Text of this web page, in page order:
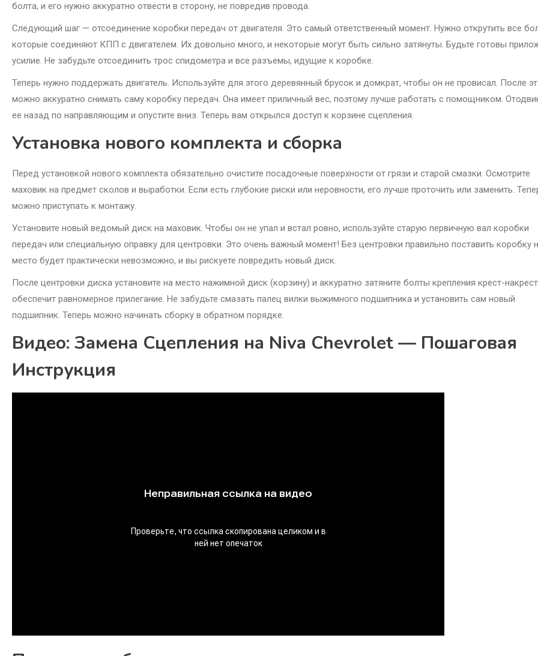
болта, и его нужно аккуратно отвести в сторону, не повредив провода.
Следующий шаг — отсоединение коробки передач от двигателя. Это самый ответственный момент. Нужно открутить все
которые соединяют КПП с двигателем. Их довольно много, и некоторые могут быть сильно затянуты. Будьте готовы
усилие. Не забудьте отсоединить трос спидометра и все разъемы, идущие к коробке.
Теперь нужно поддержать двигатель. Используйте для этого деревянный брусок и домкрат, чтобы он не провисал. После
можно аккуратно снимать саму коробку передач. Она имеет приличный вес, поэтому лучше работать с помощником.
ее назад по направляющим и опустите вниз. Теперь вам открылся доступ к корзине сцепления.
Установка нового комплекта и сборка
Перед установкой нового комплекта обязательно очистите посадочные поверхности от грязи и старой смазки. Осмотрите
маховик на предмет сколов и выработки. Если есть глубокие риски или неровности, его лучше проточить или заменить.
можно приступать к монтажу.
Установите новый ведомый диск на маховик. Чтобы он не упал и встал ровно, используйте старую первичную вал коробки
передач или специальную оправку для центровки. Это очень важный момент! Без центровки правильно поставить коробку
место будет практически невозможно, и вы рискуете повредить новый диск.
После центровки диска установите на место нажимной диск (корзину) и аккуратно затяните болты крепления крест-
обеспечит равномерное прилегание. Не забудьте смазать палец вилки выжимного подшипника и установить сам новый
подшипник. Теперь можно начинать сборку в обратном порядке.
Видео: Замена Сцепления на Niva Chevrolet — Пошаговая
Инструкция